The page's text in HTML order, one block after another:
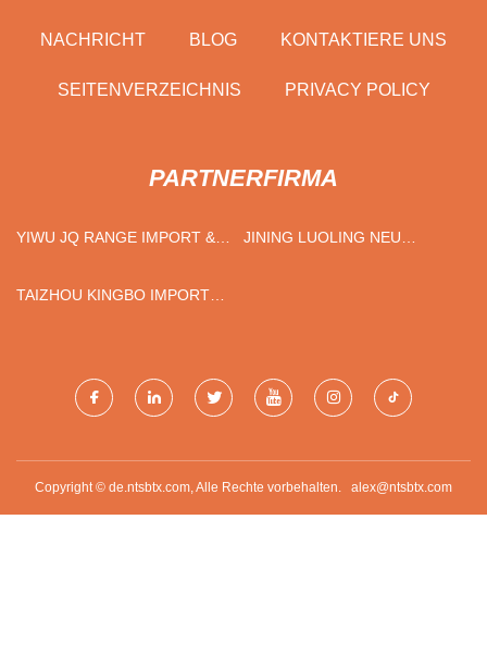
NACHRICHT BLOG KONTAKTIERE UNS
SEITENVERZEICHNIS PRIVACY POLICY
PARTNERFIRMA
YIWU JQ RANGE IMPORT &
JINING LUOLING NEU
TAIZHOU KINGBO IMPORT
Copyright © de.ntsbtx.com, Alle Rechte vorbehalten. alex@ntsbtx.com